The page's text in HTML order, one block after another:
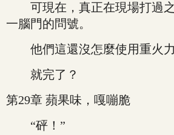
可現在，真正在現場打過之
一腦門的問號。
他們這還沒怎麼使用重火力
就完了？
第29章 蘋果味，嘎嘣脆
“砰！”